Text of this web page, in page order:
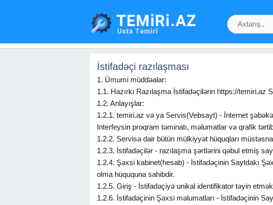
İstifadəçi razılaşması
1. Ümumi müddəalar:
1.1. Hazırkı Razılaşma İstifadəçilərin https://
1.2. Anlayışlar:
1.2.1. temiri.az və ya Servis(Vebsayt) - İnternet
Interfeysin proqram təminatı, məlumatlar və qrafik
1.2.2. Servisə dair bütün mülkiyyət hüquqları
1.2.3. İstifadəçilər - razılaşma şərtlərini qəbul etmiş
1.2.4. Şəxsi kabinet(hesab) - İstifadəçinin Saytdakı
olma hüququna sahibdir.
1.2.5. Giriş - İstifadəçiyə unikal identifikator təyin
1.2.6. İstifadəçinin Şəxsi məlumatları - İstifadəçinin